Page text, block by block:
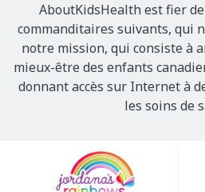
AboutKidsHealth est fier
commanditaires suivants, qui
notre mission, qui consiste à
mieux-être des enfants
donnant accès sur Internet à
les soins de
Sponsors